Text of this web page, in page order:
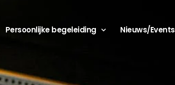
Persoonlijke begeleiding Nieuws/Events